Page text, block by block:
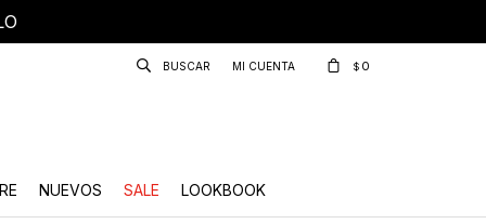
NUEVOS SALE LOOKBOOK
$ 0